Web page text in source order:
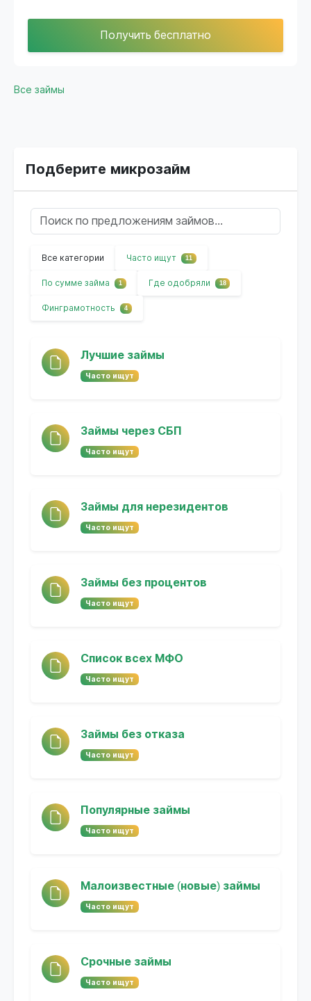
Получить бесплатно
Все займы
Подберите микрозайм
Все категории Часто ищут 11
По сумме займа 1 Где одобряли 18
Финграмотность 4
Лучшие займы
Часто ищут
Займы через СБП
Часто ищут
Займы для нерезидентов
Часто ищут
Займы без процентов
Часто ищут
Список всех МФО
Часто ищут
Займы без отказа
Часто ищут
Популярные займы
Часто ищут
Малоизвестные (новые) займы
Часто ищут
Срочные займы
Часто ищут